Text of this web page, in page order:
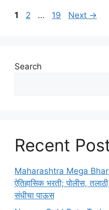
Page
1 Page
2 … Page
19 Next →
Search
Recent
Maharashtra Mega
ऐतिहासिक भरती; पोलीस,
संधीचा पाऊस